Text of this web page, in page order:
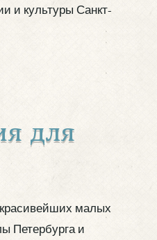
и культуры Санкт-
для
малых
Петербурга и